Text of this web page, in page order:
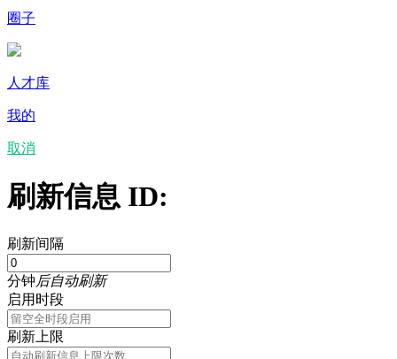
圈子
人才库
我的
取消
刷新信息 ID:
刷新间隔
分钟后自动刷新
启用时段
刷新上限